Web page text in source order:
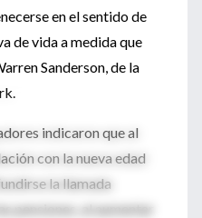
en el sentido de
de vida a medida que
Sanderson, de la
indicaron que al
con la nueva edad
la llamada
pensiones, al aumentar